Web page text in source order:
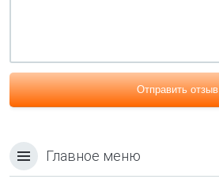
Отправить отзыв
Главное меню